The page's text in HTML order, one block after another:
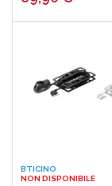
BTICINO
NON DISPONIBILE